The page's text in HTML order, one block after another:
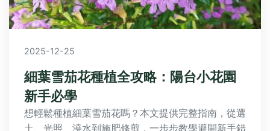
2025-12-25
細葉雪茄花種植全攻略：陽台小花園
新手必學
想輕鬆種植細葉雪茄花嗎？本文提供完整指南，從選
土、光照、澆水到施肥修剪，一步步教學避開新手錯